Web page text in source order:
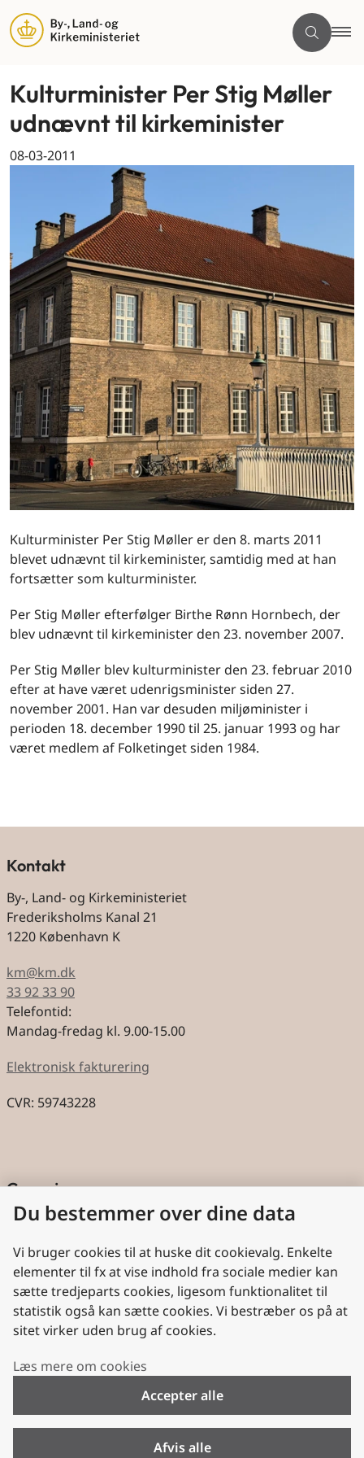
Kulturminister Per Stig Møller
udnævnt til kirkeminister
08-03-2011
Kulturminister Per Stig Møller er den 8. marts 2011
blevet udnævnt til kirkeminister, samtidig med at han
fortsætter som kulturminister.
Per Stig Møller efterfølger Birthe Rønn Hornbech, der
blev udnævnt til kirkeminister den 23. november 2007.
Per Stig Møller blev kulturminister den 23. februar 2010
efter at have været udenrigsminister siden 27.
november 2001. Han var desuden miljøminister i
perioden 18. december 1990 til 25. januar 1993 og har
været medlem af Folketinget siden 1984.
Kontakt
By-, Land- og Kirkeministeriet
Frederiksholms Kanal 21
1220 København K
km@km.dk
33 92 33 90
Telefontid:
Mandag-fredag kl. 9.00-15.00
Elektronisk fakturering
CVR: 59743228
Genveje
Cookies
Aktindsigt
Persondatabeskyttelse
Nyttige links
Plan- og Landdistriktsstyrelsen
Folkekirken.dk
Du bestemmer over dine data
Vi bruger cookies til at huske dit cookievalg. Enkelte
elementer til fx at vise indhold fra sociale medier kan
sætte tredjeparts cookies, ligesom funktionalitet til
statistik også kan sætte cookies. Vi bestræber os på at
sitet virker uden brug af cookies.
Læs mere om cookies
Accepter alle
Afvis alle